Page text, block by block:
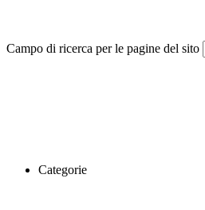
Campo di ricerca per le pagine del sito
Categorie